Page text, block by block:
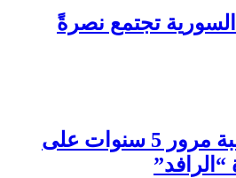
السورية تجتمع نصرةً
احتفالية بمناسبة مرور 5 سنوات على